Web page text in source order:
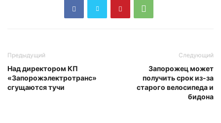
Предыдущий
Над директором КП
«Запорожэлектротранс»
сгущаются тучи
Следующий
Запорожец может
получить срок из-за
старого велосипеда и
бидона